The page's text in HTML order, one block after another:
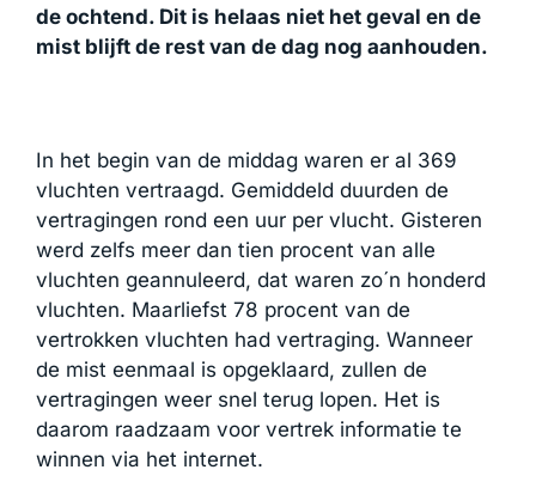
de ochtend. Dit is helaas niet het geval en de
mist blijft de rest van de dag nog aanhouden.
In het begin van de middag waren er al 369
vluchten vertraagd. Gemiddeld duurden de
vertragingen rond een uur per vlucht. Gisteren
werd zelfs meer dan tien procent van alle
vluchten geannuleerd, dat waren zo´n honderd
vluchten. Maarliefst 78 procent van de
vertrokken vluchten had vertraging. Wanneer
de mist eenmaal is opgeklaard, zullen de
vertragingen weer snel terug lopen. Het is
daarom raadzaam voor vertrek informatie te
winnen via het internet.